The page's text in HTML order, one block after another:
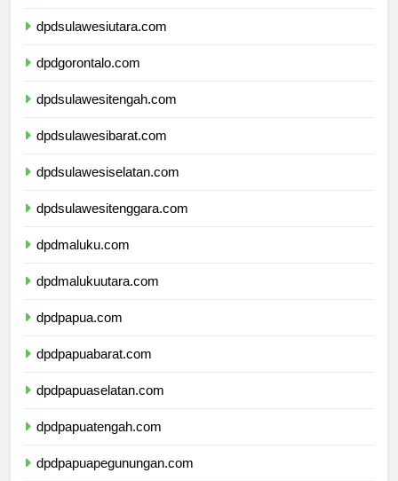
dpdsulawesiutara.com
dpdgorontalo.com
dpdsulawesitengah.com
dpdsulawesibarat.com
dpdsulawesiselatan.com
dpdsulawesitenggara.com
dpdmaluku.com
dpdmalukuutara.com
dpdpapua.com
dpdpapuabarat.com
dpdpapuaselatan.com
dpdpapuatengah.com
dpdpapuapegunungan.com